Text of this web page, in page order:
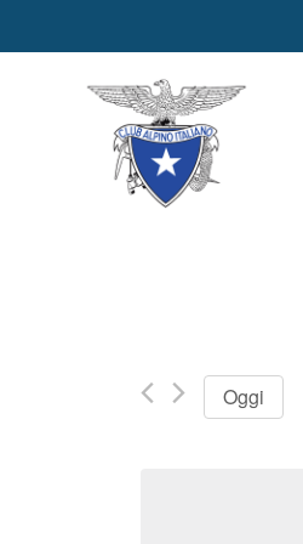
Oggi